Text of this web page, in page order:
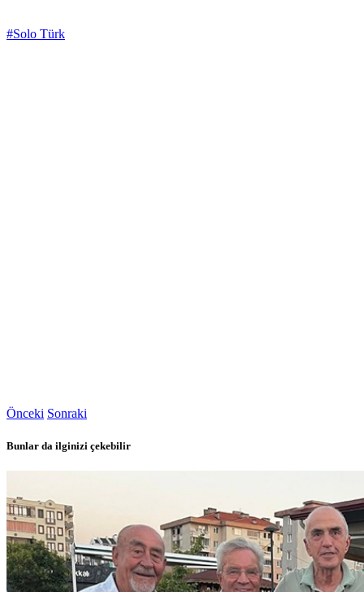
#Solo Türk
Önceki Sonraki
Bunlar da ilginizi çekebilir